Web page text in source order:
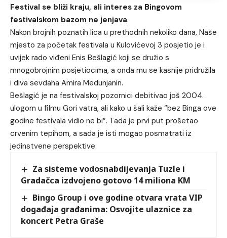
Festival se bliži kraju, ali interes za Bingovom
festivalskom bazom ne jenjava.
Nakon brojnih poznatih lica u prethodnih nekoliko dana, Naše
mjesto za početak festivala u Kulovićevoj 3 posjetio je i
uvijek rado viđeni Enis Bešlagić koji se družio s
mnogobrojnim posjetiocima, a onda mu se kasnije pridružila
i diva sevdaha Amira Medunjanin.
Bešlagić je na festivalskoj pozornici debitivao još 2004.
ulogom u filmu Gori vatra, ali kako u šali kaže “bez Binga ove
godine festivala vidio ne bi”. Tada je prvi put prošetao
crvenim tepihom, a sada je isti mogao posmatrati iz
jedinstvene perspektive.
Za sisteme vodosnabdijevanja Tuzle i
Gradačca izdvojeno gotovo 14 miliona KM
Bingo Group i ove godine otvara vrata VIP
događaja građanima: Osvojite ulaznice za
koncert Petra Graše